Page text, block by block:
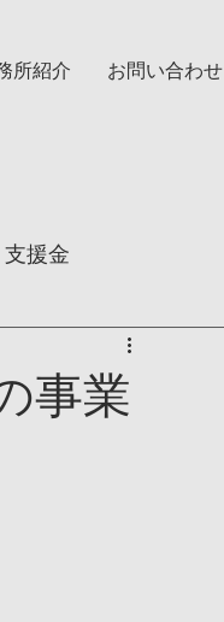
所紹介 お問い合わせ
援金
事業